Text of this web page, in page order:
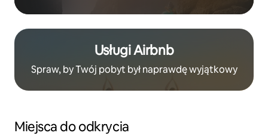
Usługi Airbnb
Spraw, by Twój pobyt był naprawdę wyjątkowy
Miejsca do odkrycia